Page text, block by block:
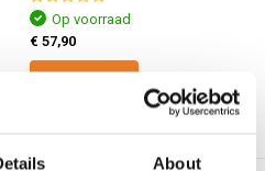
About
Op voorraad
€ 57,90